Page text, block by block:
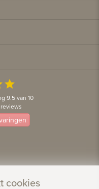
star
9.5 van 10
cookies